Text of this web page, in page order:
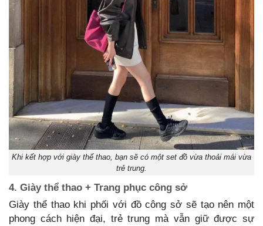
Khi kết hợp với giày thể thao, bạn sẽ có một set đồ vừa thoải mái vừa
trẻ trung.
4. Giày thể thao + Trang phục công sở
Giày thể thao khi phối với đồ công sở sẽ tạo nên một
phong cách hiện đại, trẻ trung mà vẫn giữ được sự